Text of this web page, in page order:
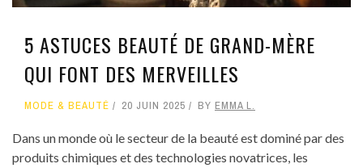
5 ASTUCES BEAUTÉ DE GRAND-MÈRE
QUI FONT DES MERVEILLES
MODE & BEAUTÉ 20 JUIN 2025 BY EMMA L.
Dans un monde où le secteur de la beauté est dominé par des
produits chimiques et des technologies novatrices, les